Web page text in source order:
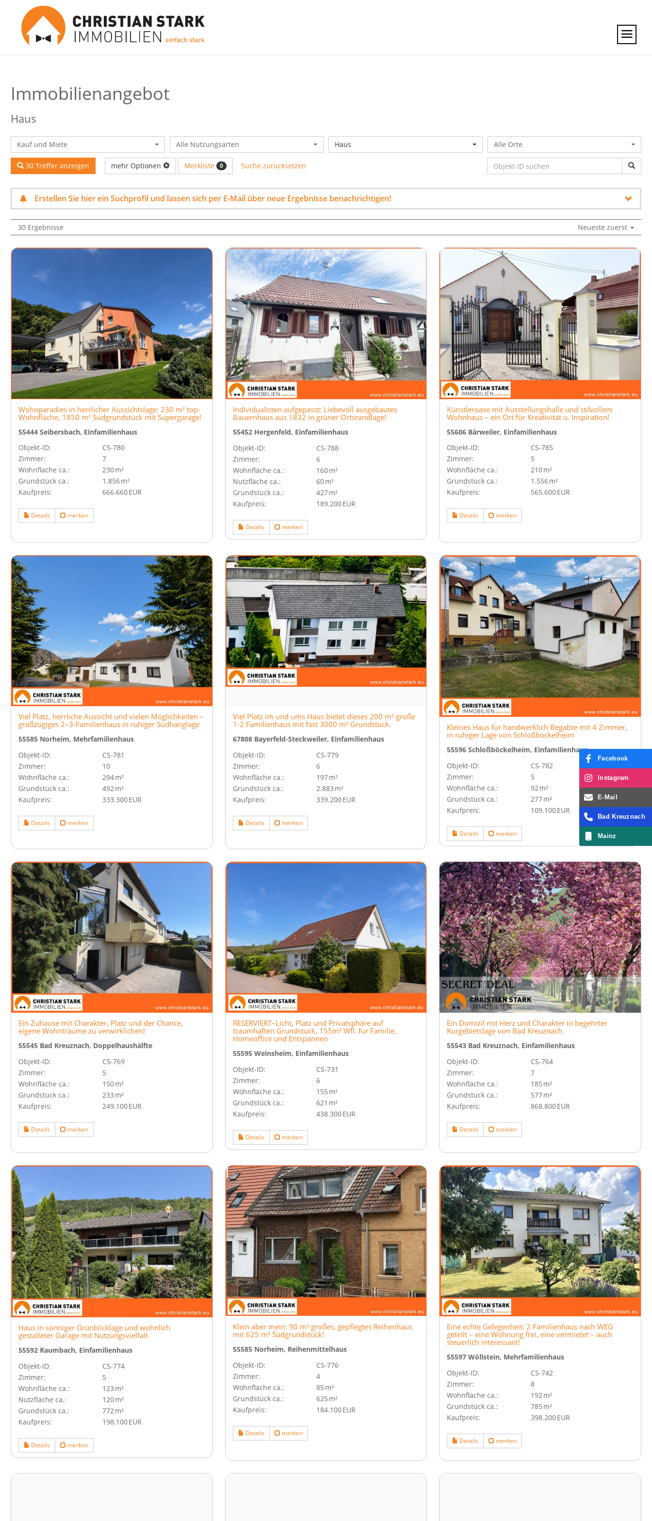
Immobilien­angebot
Haus
Kauf und Miete Alle Nutzungsarten Haus Alle Orte
30 Treffer anzeigen mehr Optionen Merkliste 0 Suche zurücksetzen
Erstellen Sie hier ein Suchprofil und lassen sich per E-Mail über neue Ergebnisse benachrichtigen!
30 Ergebnisse Neueste zuerst
Wohnparadies in herrlicher Aussichtslage: 230 m² top-
Wohnfläche, 1850 m² Südgrundstück mit Supergarage!
55444 Seibersbach, Einfamilienhaus
Objekt-ID:
CS-780
Zimmer:
7
Wohnfläche ca.:
230 m²
Grund­stück ca.:
1.856 m²
Kaufpreis:
666.660 EUR
Details merken
Individualisten aufgepasst: Liebevoll ausgebautes
Bauernhaus aus 1832 in grüner Ortsrandlage!
55452 Hergenfeld, Einfamilienhaus
Objekt-ID:
CS-788
Zimmer:
6
Wohnfläche ca.:
160 m²
Nutzfläche ca.:
60 m²
Grund­stück ca.:
427 m²
Kaufpreis:
189.200 EUR
Details merken
Künstleroase mit Ausstellungshalle und stilvollem
Wohnhaus – ein Ort für Kreativität u. Inspiration!
55606 Bärweiler, Einfamilienhaus
Objekt-ID:
CS-785
Zimmer:
5
Wohnfläche ca.:
210 m²
Grund­stück ca.:
1.556 m²
Kaufpreis:
565.600 EUR
Details merken
Viel Platz, herrliche Aussicht und vielen Möglichkeiten –
großzügiges 2–3-Familienhaus in ruhiger Südhanglage
55585 Norheim, Mehrfamilienhaus
Objekt-ID:
CS-781
Zimmer:
10
Wohnfläche ca.:
294 m²
Grund­stück ca.:
492 m²
Kaufpreis:
333.300 EUR
Details merken
Viel Platz im und ums Haus bietet dieses 200 m² große
1-2 Familienhaus mit fast 3000 m² Grundstück.
67808 Bayerfeld-Steckweiler, Einfamilienhaus
Objekt-ID:
CS-779
Zimmer:
6
Wohnfläche ca.:
197 m²
Grund­stück ca.:
2.883 m²
Kaufpreis:
339.200 EUR
Details merken
Kleines Haus für handwerklich Begabte mit 4 Zimmer,
in ruhiger Lage von Schloßböckelheim
55596 Schloßböckelheim, Einfamilienhaus
Objekt-ID:
CS-782
Zimmer:
5
Wohnfläche ca.:
92 m²
Grund­stück ca.:
277 m²
Kaufpreis:
109.100 EUR
Details merken
Ein Zuhause mit Charakter, Platz und der Chance,
eigene Wohnträume zu verwirklichen!
55545 Bad Kreuznach, Doppelhaushälfte
Objekt-ID:
CS-769
Zimmer:
5
Wohnfläche ca.:
150 m²
Grund­stück ca.:
233 m²
Kaufpreis:
249.100 EUR
Details merken
RESERVIERT–Licht, Platz und Privatsphäre auf
traumhaften Grundstück, 155m² Wfl. für Familie,
Homeoffice und Entspannen
55595 Weinsheim, Einfamilienhaus
Objekt-ID:
CS-731
Zimmer:
6
Wohnfläche ca.:
155 m²
Grund­stück ca.:
621 m²
Kaufpreis:
438.300 EUR
Details merken
Ein Domizil mit Herz und Charakter in begehrter
Kurgebietslage von Bad Kreuznach
55543 Bad Kreuznach, Einfamilienhaus
Objekt-ID:
CS-764
Zimmer:
7
Wohnfläche ca.:
185 m²
Grund­stück ca.:
577 m²
Kaufpreis:
868.800 EUR
Details merken
Haus in sonniger Grünblicklage und wohnlich
gestalteter Garage mit Nutzungsvielfalt
55592 Raumbach, Einfamilienhaus
Objekt-ID:
CS-774
Zimmer:
5
Wohnfläche ca.:
123 m²
Nutzfläche ca.:
120 m²
Grund­stück ca.:
772 m²
Kaufpreis:
198.100 EUR
Details merken
Klein aber mein: 90 m² großes, gepflegtes Reihenhaus
mit 625 m² Südgrundstück!
55585 Norheim, Reihenmittelhaus
Objekt-ID:
CS-776
Zimmer:
4
Wohnfläche ca.:
85 m²
Grund­stück ca.:
625 m²
Kaufpreis:
184.100 EUR
Details merken
Eine echte Gelegenheit: 2 Familienhaus nach WEG
geteilt – eine Wohnung frei, eine vermietet – auch
steuerlich interessant!
55597 Wöllstein, Mehrfamilienhaus
Objekt-ID:
CS-742
Zimmer:
8
Wohnfläche ca.:
192 m²
Grund­stück ca.:
785 m²
Kaufpreis:
398.200 EUR
Details merken
Facebook
Instagram
E-Mail
Bad Kreuznach
Mainz